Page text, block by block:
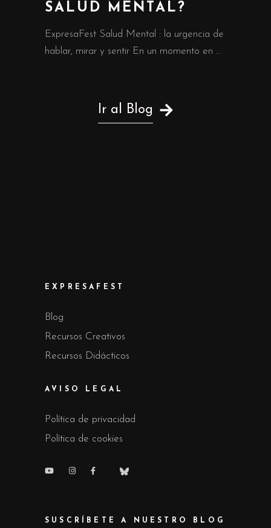
SALUD MENTAL?
ExpresaFest Salud Mental : la urgencia de
hablar, mirar y sentir En un momento en
Ir al Blog
EXPRESAFEST
Blog
Recursos Creativos
Recursos Didácticos
AVISO LEGAL
Política de privacidad
Política de cookies
SUSCRÍBETE A NUESTRO BLOG